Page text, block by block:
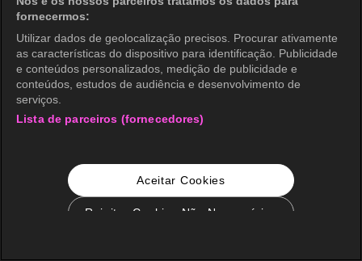
fornecermos:
Utilizar dados de geolocalização precisos. Procurar ativamente
as características do dispositivo para identificação. Publicidade
e conteúdos personalizados, medição de publicidade e
conteúdos, estudos de audiência e desenvolvimento de
serviços.
Lista de parceiros (fornecedores)
Aceitar Cookies
Rejeitar Cookies Não Necessários